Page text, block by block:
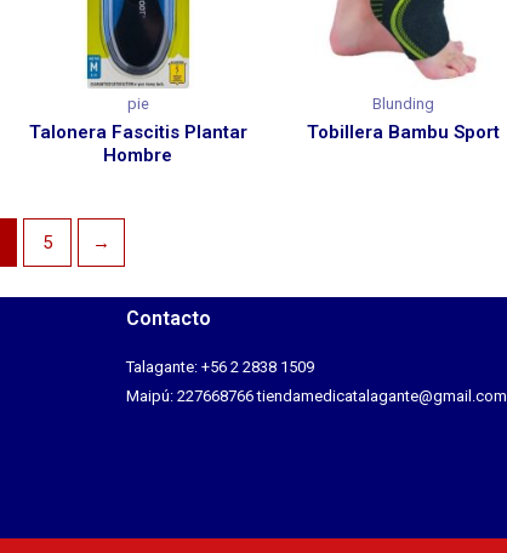
pie
Talonera Fascitis Plantar
Hombre
Blunding
Tobillera Bambu Sport
5 →
Contacto
Talagante: +56 2 2838 1509
Maipú: 227668766 tiendamedicatalagante@gmail.com